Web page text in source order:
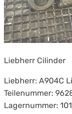
Liebherr Cilinder
Liebherr: A904C
Teilenummer:
Lagernummer: